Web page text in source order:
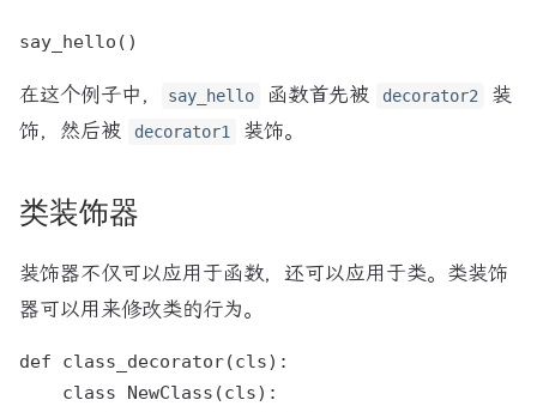
在这个例子中， say_hello 函数首先被 decorator2
装
饰，然后被
decorator1 装饰。
类装饰器
装饰器不仅可以应用于函数，还可以应用于类。类装饰
器可以用来修改类的行为。
def class_decorator(cls):
    class NewClass(cls):